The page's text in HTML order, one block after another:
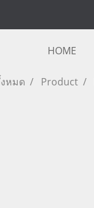
HOME
หมด Product